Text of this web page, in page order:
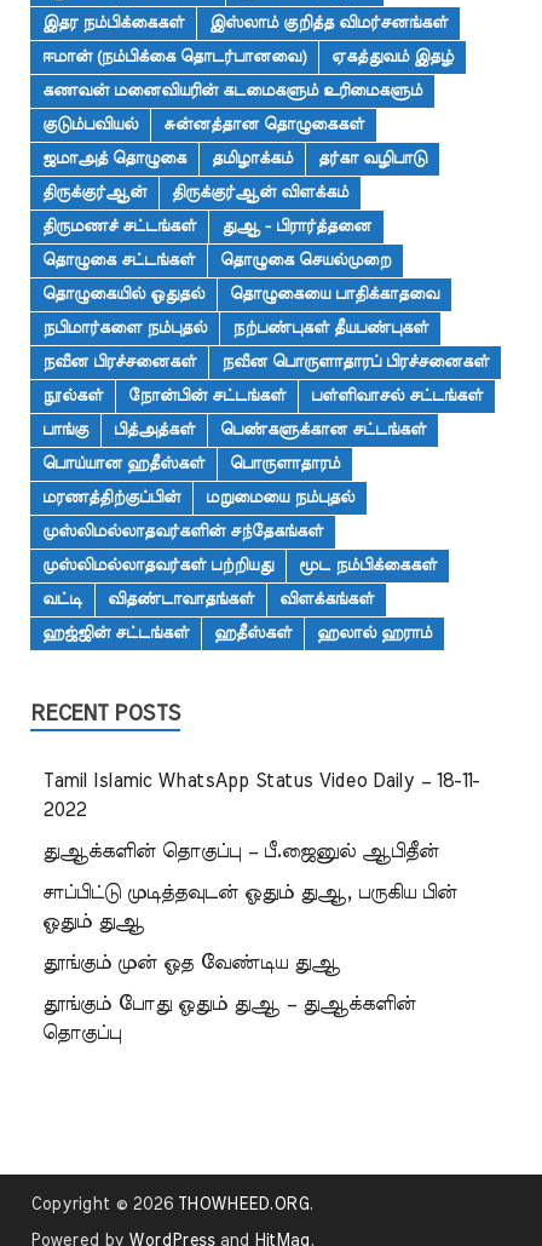
இதர நம்பிக்கைகள்
இஸ்லாம் குறித்த விமர்சனங்கள்
ஈமான் (நம்பிக்கை தொடர்பானவை)
ஏகத்துவம் இதழ்
கணவன் மனைவியரின் கடமைகளும் உரிமைகளும்
குடும்பவியல்
சுன்னத்தான தொழுகைகள்
ஜமாஅத் தொழுகை
தமிழாக்கம்
தர்கா வழிபாடு
திருக்குர்ஆன்
திருக்குர்ஆன் விளக்கம்
திருமணச் சட்டங்கள்
துஆ - பிரார்த்தனை
தொழுகை சட்டங்கள்
தொழுகை செயல்முறை
தொழுகையில் ஓதுதல்
தொழுகையை பாதிக்காதவை
நபிமார்களை நம்புதல்
நற்பண்புகள் தீயபண்புகள்
நவீன பிரச்சனைகள்
நவீன பொருளாதாரப் பிரச்சனைகள்
நூல்கள்
நோன்பின் சட்டங்கள்
பள்ளிவாசல் சட்டங்கள்
பாங்கு
பித்அத்கள்
பெண்களுக்கான சட்டங்கள்
பொய்யான ஹதீஸ்கள்
பொருளாதாரம்
மரணத்திற்குப்பின்
மறுமையை நம்புதல்
முஸ்லிமல்லாதவர்களின் சந்தேகங்கள்
முஸ்லிமல்லாதவர்கள் பற்றியது
மூட நம்பிக்கைகள்
வட்டி
விதண்டாவாதங்கள்
விளக்கங்கள்
ஹஜ்ஜின் சட்டங்கள்
ஹதீஸ்கள் ஹலால் ஹராம்
RECENT POSTS
Tamil Islamic WhatsApp Status Video Daily – 18-11-
2022
துஆக்களின் தொகுப்பு – பீ.ஜைனுல் ஆபிதீன்
சாப்பிட்டு முடித்தவுடன் ஓதும் துஆ, பருகிய பின்
ஓதும் துஆ
தூங்கும் முன் ஓத வேண்டிய துஆ
தூங்கும் போது ஓதும் துஆ – துஆக்களின்
தொகுப்பு
Copyright © 2026 THOWHEED.ORG.
Powered by WordPress and HitMag .